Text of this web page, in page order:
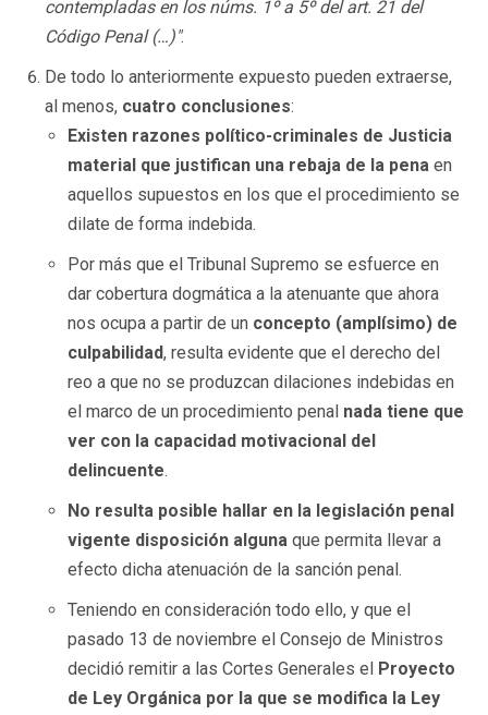
contempladas en los núms. 1º a 5º del art. 21 del
Código Penal (…)".
De todo lo anteriormente expuesto pueden extraerse,
al menos, cuatro conclusiones:
Existen razones político-criminales de Justicia
material que justifican una rebaja de la pena en
aquellos supuestos en los que el procedimiento se
dilate de forma indebida.
Por más que el Tribunal Supremo se esfuerce en
dar cobertura dogmática a la atenuante que ahora
nos ocupa a partir de un concepto (amplísimo) de
culpabilidad, resulta evidente que el derecho del
reo a que no se produzcan dilaciones indebidas en
el marco de un procedimiento penal nada tiene que
ver con la capacidad motivacional del
delincuente.
No resulta posible hallar en la legislación penal
vigente disposición alguna que permita llevar a
efecto dicha atenuación de la sanción penal.
Teniendo en consideración todo ello, y que el
pasado 13 de noviembre el Consejo de Ministros
decidió remitir a las Cortes Generales el Proyecto
de Ley Orgánica por la que se modifica la Ley